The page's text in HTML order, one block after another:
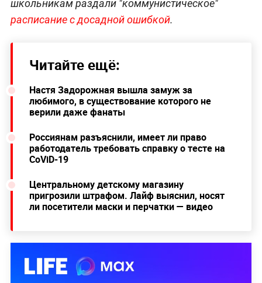
школьникам раздали "коммунистическое"
расписание с досадной ошибкой.
Читайте ещё:
Настя Задорожная вышла замуж за
любимого, в существование которого не
верили даже фанаты
Россиянам разъяснили, имеет ли право
работодатель требовать справку о тесте на
CoViD-19
Центральному детскому магазину
пригрозили штрафом. Лайф выяснил, носят
ли посетители маски и перчатки — видео